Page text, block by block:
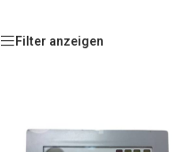
Filter anzeigen